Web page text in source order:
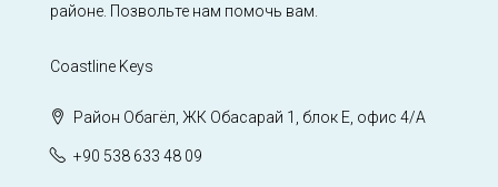
районе. Позвольте нам помочь вам.
Coastline Keys
Район Обагёл, ЖК Обасарай 1, блок Е, офис 4/А
+90 538 633 48 09